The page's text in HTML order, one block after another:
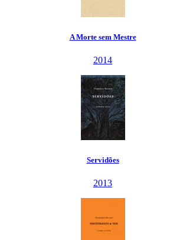
A Morte sem Mestre
2014
Servidões
2013